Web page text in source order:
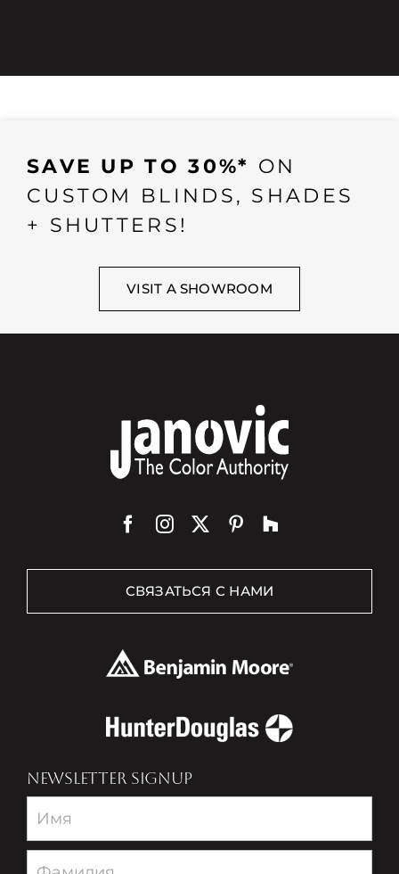
SAVE UP TO 30%* ON
CUSTOM BLINDS, SHADES
+ SHUTTERS!
VISIT A SHOWROOM
СВЯЗАТЬСЯ С НАМИ
NEWSLETTER SIGNUP
Newsletter